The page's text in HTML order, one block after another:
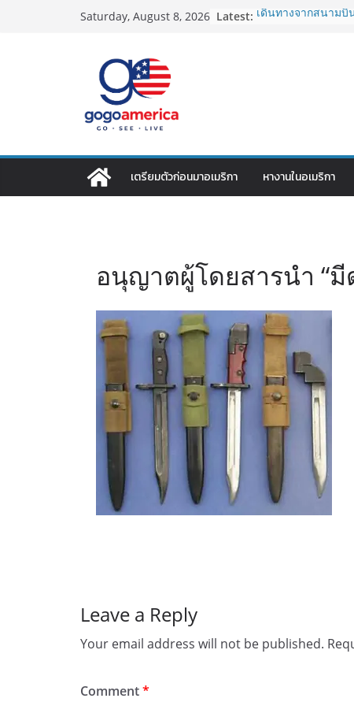
Saturday, August 8, 2026 Latest: เดินทางจากสนามบิ
ประหยัดและคุ้มที่สุด
VPN สำหรับใช้ในอ
เตรียมตัวก่อนมาอเมริกา หางานในอเมริกา
อนุญาตผู้โดยสารนำ “มี
Leave a Reply
Your email address will not be published.
Comment*